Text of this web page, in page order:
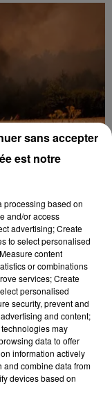
sur les sites
grâce
de feux de
dans le
et Lunay.
Voir plus
est notre
processing based on
and/or access
advertising; Create
to select personalised
content
or combinations
services; Create
personalised
security, prevent and
and content;
may
data to offer
information actively
and combine data from
devices based on
sans accepter